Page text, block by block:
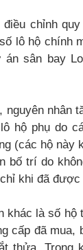
chỉnh
lô hộ chính
sân bay
nguyên nhân
hộ phụ do
(các hộ này
bố trí do
khi đã được
khác là số
cấp đã mua,